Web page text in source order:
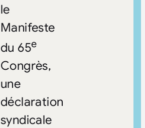
le
Manifeste
du 65e
Congrès,
une
déclaration
syndicale